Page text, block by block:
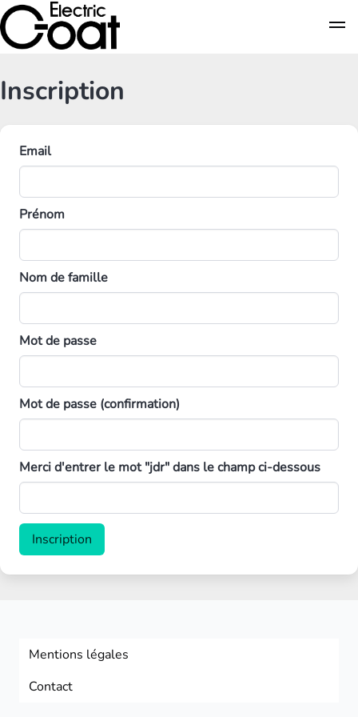
Inscription
Email
Prénom
Nom de famille
Mot de passe
Mot de passe (confirmation)
Merci d'entrer le mot "jdr" dans le champ ci-dessous
Mentions légales
Contact